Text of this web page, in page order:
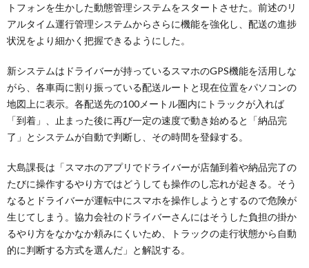
トフォンを生かした動態管理システムをスタートさせた。前述のリ
アルタイム運行管理システムからさらに機能を強化し、配送の進捗
状況をより細かく把握できるようにした。
新システムはドライバーが持っているスマホのGPS機能を活用しな
がら、各車両に割り振っている配送ルートと現在位置をパソコンの
地図上に表示。各配送先の100メートル圏内にトラックが入れば
「到着」、止まった後に再び一定の速度で動き始めると「納品完
了」とシステムが自動で判断し、その時間を登録する。
大島課長は「スマホのアプリでドライバーが店舗到着や納品完了の
たびに操作するやり方ではどうしても操作のし忘れが起きる。そう
なるとドライバーが運転中にスマホを操作しようとするので危険が
生じてしまう。協力会社のドライバーさんにはそうした負担の掛か
るやり方をなかなか頼みにくいため、トラックの走行状態から自動
的に判断する方式を選んだ」と解説する。